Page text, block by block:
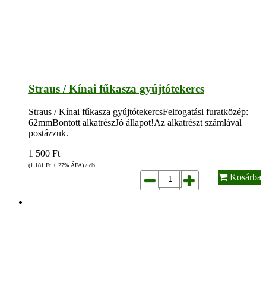
Straus / Kínai fűkasza gyújtótekercs
Straus / Kínai fűkasza gyújtótekercsFelfogatási furatközép:
62mmBontott alkatrészJó állapot!Az alkatrészt számlával
postázzuk.
1 500 Ft
(1 181 Ft + 27% ÁFA) / db
Kosárba